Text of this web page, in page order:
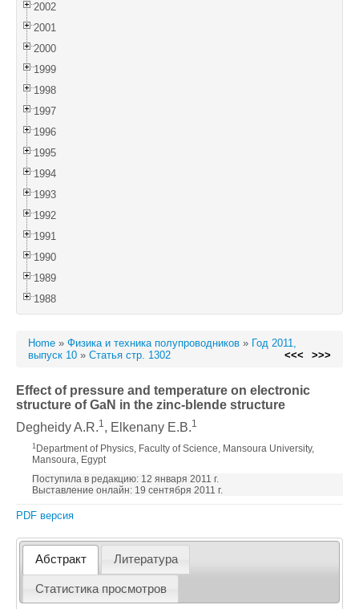
2002
2001
2000
1999
1998
1997
1996
1995
1994
1993
1992
1991
1990
1989
1988
Home » Физика и техника полупроводников » Год 2011,
выпуск 10 » Статья стр. 1302 <<< >>>
Effect of pressure and temperature on electronic
structure of GaN in the zinc-blende structure
Degheidy A.R.1, Elkenany E.B.1
1 Department of Physics, Faculty of Science, Mansoura University,
Mansoura, Egypt
Поступила в редакцию: 12 января 2011 г.
Выставление онлайн: 19 сентября 2011 г.
PDF версия
Абстракт Литература
Статистика просмотров